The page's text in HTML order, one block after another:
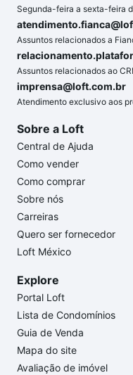
Segunda-feira a sexta-feira
Assuntos relacionados a
Assuntos relacionados ao
imprensa@loft.com.br
Atendimento exclusivo aos
Sobre a Loft
Central de Ajuda
Como vender
Como comprar
Sobre nós
Carreiras
Quero ser fornecedor
Loft México
Explore
Portal Loft
Lista de Condomínios
Guia de Venda
Mapa do site
Avaliação de imóvel